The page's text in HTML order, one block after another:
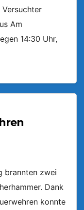
Am
14:30 Uhr,
brannten zwei
Dank
konnte